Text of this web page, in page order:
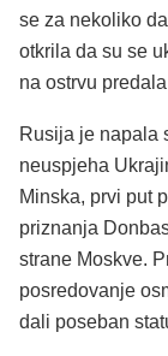
se za nekoliko
otkrila da su se
na ostrvu
Rusija je napala
neuspjeha
Minska, prvi put
priznanja
strane Moskve.
posredovanje
dali poseban